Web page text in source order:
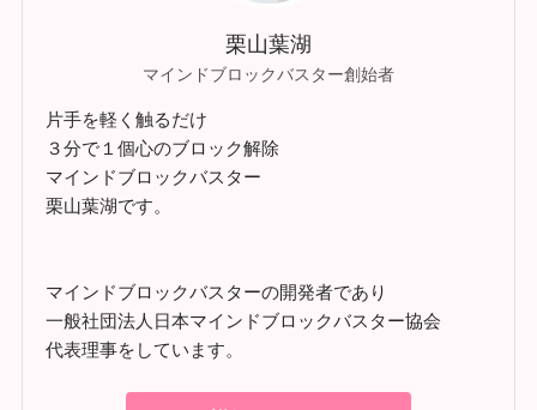
栗山葉湖
マインドブロックバスター創始者
片手を軽く触るだけ
３分で１個心のブロック解除
マインドブロックバスター
栗山葉湖です。
マインドブロックバスターの開発者であり
一般社団法人日本マインドブロックバスター協会
代表理事をしています。